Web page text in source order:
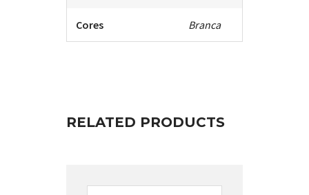
Cores Branca
RELATED PRODUCTS